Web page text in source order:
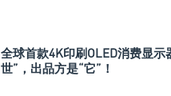
全球首款4K印刷OLED消费显示
世”，出品方是“它”！